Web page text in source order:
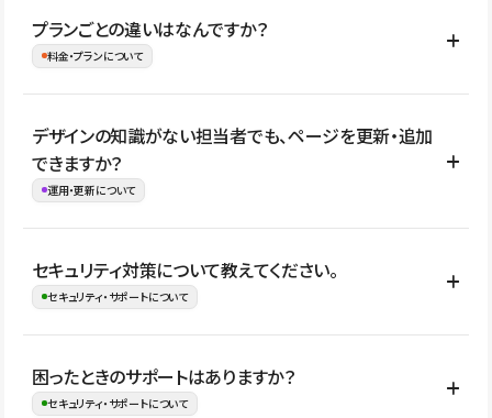
イト全体のデザインや設定がそのまま移行されるわけではないた
め、移行後にページ構成やデザイン、CMS設計、URL・リダイレク
はい。アクセス規模が大きいサイトや、複数部門での運用、権限管
理、セキュリティ確認、既存システムとの連携など、個別の要件が
ない段階でも、お問い合わせください。
お問合せはこちら
プランごとの違いはなんですか？
料金・プランについて
公開ページ数、バージョン履歴の期間、CMS利用数の上限、権限
管理の有無などがプランごとに異なります。詳しくは料金プランペ
ージをご覧ください。
デザインの知識がない担当者でも、ページを更新・追加
できますか？
運用・更新について
はい。CMSやコンポーネントを活用して更新範囲を設計しておく
ことで、デザインを崩しにくい状態で運用できます。 さらにコン
ながらレイアウトに影響を与えずに更新作業を進めやすくなりま
す。
セキュリティ対策について教えてください。
セキュリティ・サポートについて
Studioでは、公開サイトやサービスを安全に利用できるよう、通信
の暗号化、データ保護、アクセス管理、脆弱性対策など、複数の観
困ったときのサポートはありますか？
セキュリティ・サポートについて